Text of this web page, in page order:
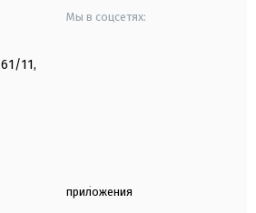
61/11,
Мы в соцсетях:
приложения